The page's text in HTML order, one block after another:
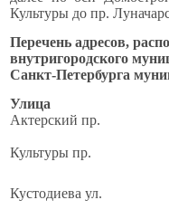
Культуры до пр.
Перечень адресов,
внутригородского
Санкт-Петербурга
Улица
Актерский пр.
Культуры пр.
Кустодиева ул.